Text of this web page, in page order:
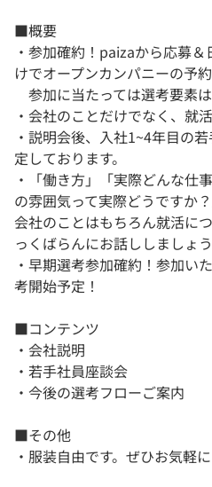
■概要
・参加確約！paizaから応募
けでオープンカンパニーの予
参加に当たっては選考要素は
・会社のことだけでなく、就
・説明会後、入社1~4年目の
定しております。
・「働き方」「実際どんな仕
の雰囲気って実際どうですか
会社のことはもちろん就活に
っくばらんにお話ししましょう
・早期選考参加確約！参加い
考開始予定！
■コンテンツ
・会社説明
・若手社員座談会
・今後の選考フローご案内
■その他
・服装自由です。ぜひお気軽